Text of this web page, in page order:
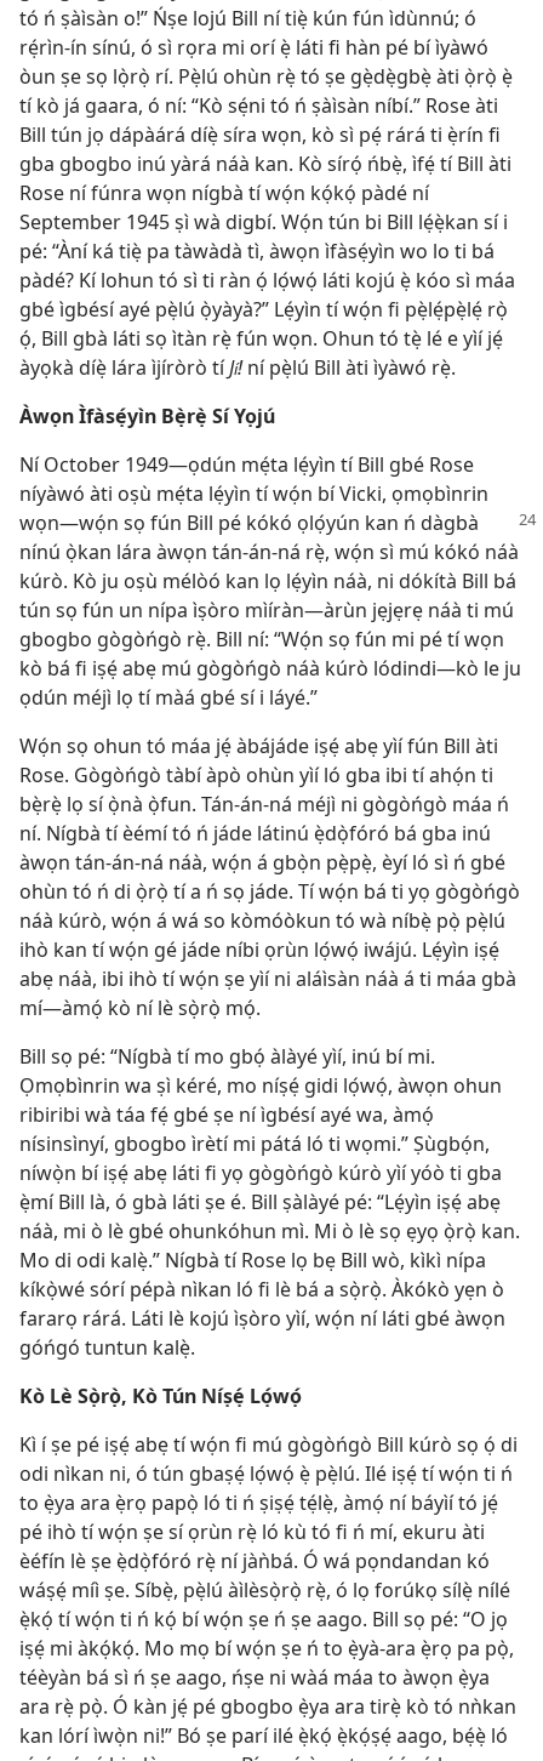
tó ń ṣàìsàn o!” Ńṣe lojú Bill ní tiẹ̀ kún fún ìdùnnú; ó
rẹ́rìn-ín sínú, ó sì rọra mi orí ẹ̀ láti fi hàn pé bí ìyàwó
òun ṣe sọ lọ̀rọ̀ rí. Pẹ̀lú ohùn rẹ̀ tó ṣe gẹ̀dẹ̀gbẹ̀ àti ọ̀rọ̀ ẹ̀
tí kò já gaara, ó ní: “Kò sẹ́ni tó ń ṣàìsàn níbí.” Rose àti
Bill tún jọ dápàárá díẹ̀ síra wọn, kò sì pẹ́ rárá ti ẹ̀rín fi
gba gbogbo inú yàrá náà kan. Kò sírọ́ ńbẹ̀, ìfẹ́ tí Bill àti
Rose ní fúnra wọn nígbà tí wọ́n kọ́kọ́ pàdé ní
September 1945 ṣì wà digbí. Wọ́n tún bi Bill lẹ́ẹ̀kan sí i
pé: “Àní ká tiẹ̀ pa tàwàdà tì, àwọn ìfàsẹ́yìn wo lo ti bá
pàdé? Kí lohun tó sì ti ràn ọ́ lọ́wọ́ láti kojú ẹ̀ kóo sì máa
gbé ìgbésí ayé pẹ̀lú ọ̀yàyà?” Lẹ́yìn tí wọ́n fi pẹ̀lẹ́pẹ̀lẹ́ rọ̀
ọ́, Bill gbà láti sọ ìtàn rẹ̀ fún wọn. Ohun tó tẹ̀ lé e yìí jẹ́
àyọkà díẹ̀ lára ìjíròrò tíJí!ní pẹ̀lú Bill àti ìyàwó rẹ̀.
Àwọn Ìfàsẹ́yìn Bẹ̀rẹ̀ Sí Yọjú
Ní October 1949—ọdún mẹ́ta lẹ́yìn tí Bill gbé Rose
níyàwó àti oṣù mẹ́ta lẹ́yìn tí wọ́n bí Vicki, ọmọbìnrin
wọn—wọ́n sọ fún Bill pé kókó ọlọ́yún kan ń dàgbà
nínú ọ̀kan lára àwọn tán-án-ná rẹ̀, wọ́n sì mú kókó náà
kúrò. Kò ju oṣù mélòó kan lọ lẹ́yìn náà, ni dókítà Bill bá
tún sọ fún un nípa ìṣòro mìíràn—àrùn jẹjẹrẹ náà ti mú
gbogbo gògòńgò rẹ̀. Bill ní: “Wọ́n sọ fún mi pé tí wọn
kò bá fi iṣẹ́ abẹ mú gògòńgò náà kúrò lódindi—kò le ju
ọdún méjì lọ tí màá gbé sí i láyé.”
Wọ́n sọ ohun tó máa jẹ́ àbájáde iṣẹ́ abẹ yìí fún Bill àti
Rose. Gògòńgò tàbí àpò ohùn yìí ló gba ibi tí ahọ́n ti
bẹ̀rẹ̀ lọ sí ọ̀nà ọ̀fun. Tán-án-ná méjì ni gògòńgò máa ń
ní. Nígbà tí èémí tó ń jáde látinú ẹ̀dọ̀fóró bá gba inú
àwọn tán-án-ná náà, wọ́n á gbọ̀n pẹ̀pẹ̀, èyí ló sì ń gbé
ohùn tó ń di ọ̀rọ̀ tí a ń sọ jáde. Tí wọ́n bá ti yọ gògòńgò
náà kúrò, wọ́n á wá so kòmóòkun tó wà níbẹ̀ pọ̀ pẹ̀lú
ihò kan tí wọ́n gé jáde níbi ọrùn lọ́wọ́ iwájú. Lẹ́yìn iṣẹ́
abẹ náà, ibi ihò tí wọ́n ṣe yìí ni aláìsàn náà á ti máa gbà
mí—àmọ́ kò ní lè sọ̀rọ̀ mọ́.
Bill sọ pé: “Nígbà tí mo gbọ́ àlàyé yìí, inú bí mi.
Ọmọbìnrin wa ṣì kéré, mo níṣẹ́ gidi lọ́wọ́, àwọn ohun
ribiribi wà táa fẹ́ gbé ṣe ní ìgbésí ayé wa, àmọ́
nísinsìnyí, gbogbo ìrètí mi pátá ló ti wọmi.” Ṣùgbọ́n,
níwọ̀n bí iṣẹ́ abẹ láti fi yọ gògòńgò kúrò yìí yóò ti gba
ẹ̀mí Bill là, ó gbà láti ṣe é. Bill ṣàlàyé pé: “Lẹ́yìn iṣẹ́ abẹ
náà, mi ò lè gbé ohunkóhun mì. Mi ò lè sọ ẹyọ ọ̀rọ̀ kan.
Mo di odi kalẹ̀.” Nígbà tí Rose lọ bẹ Bill wò, kìkì nípa
kíkọ̀wé sórí pépà nìkan ló fi lè bá a sọ̀rọ̀. Àkókò yẹn ò
fararọ rárá. Láti lè kojú ìṣòro yìí, wọ́n ní láti gbé àwọn
góńgó tuntun kalẹ̀.
Kò Lè Sọ̀rọ̀, Kò Tún Níṣẹ́ Lọ́wọ́
Kì í ṣe pé iṣẹ́ abẹ tí wọ́n fi mú gògòńgò Bill kúrò sọ ọ́ di
odi nìkan ni, ó tún gbaṣẹ́ lọ́wọ́ ẹ̀ pẹ̀lú. Ilé iṣẹ́ tí wọ́n ti ń
to ẹ̀ya ara ẹ̀rọ papọ̀ ló ti ń ṣiṣẹ́ tẹ́lẹ̀, àmọ́ ní báyìí tó jẹ́
pé ihò tí wọ́n ṣe sí ọrùn rẹ̀ ló kù tó fi ń mí, ekuru àti
èéfín lè ṣe ẹ̀dọ̀fóró rẹ̀ ní jàǹbá. Ó wá pọndandan kó
wáṣẹ́ míì ṣe. Síbẹ̀, pẹ̀lú àìlèsọ̀rọ̀ rẹ̀, ó lọ forúkọ sílẹ̀ nílé
ẹ̀kọ́ tí wọ́n ti ń kọ́ bí wọ́n ṣe ń ṣe aago. Bill sọ pé: “O jọ
iṣẹ́ mi àkọ́kọ́. Mo mọ bí wọ́n ṣe ń to ẹ̀yà-ara ẹ̀rọ pa pọ̀,
téèyàn bá sì ń ṣe aago, ńṣe ni wàá máa to àwọn ẹ̀ya
ara rẹ̀ pọ̀. Ó kàn jẹ́ pé gbogbo ẹ̀ya ara tirẹ̀ kò tó nǹkan
kan lórí ìwọ̀n ni!” Bó ṣe parí ilé ẹ̀kọ́ ẹ̀kọ́ṣẹ́ aago, bẹ́ẹ̀ ló